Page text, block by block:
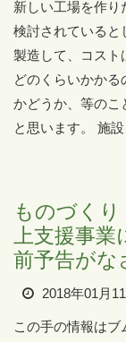
新しい工場を作り
検討されていると
製造して、コスト
どのくらいかか
かどうか、等のこ
と思います。 施
ものづく
上支援事業
前予告がな
2018年01月
この手の情報は